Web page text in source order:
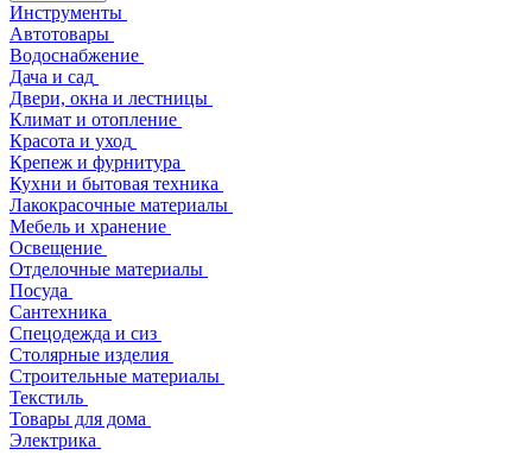
Инструменты
Автотовары
Водоснабжение
Дача и сад
Двери, окна и лестницы
Климат и отопление
Красота и уход
Крепеж и фурнитура
Кухни и бытовая техника
Лакокрасочные материалы
Мебель и хранение
Освещение
Отделочные материалы
Посуда
Сантехника
Спецодежда и сиз
Столярные изделия
Строительные материалы
Текстиль
Товары для дома
Электрика